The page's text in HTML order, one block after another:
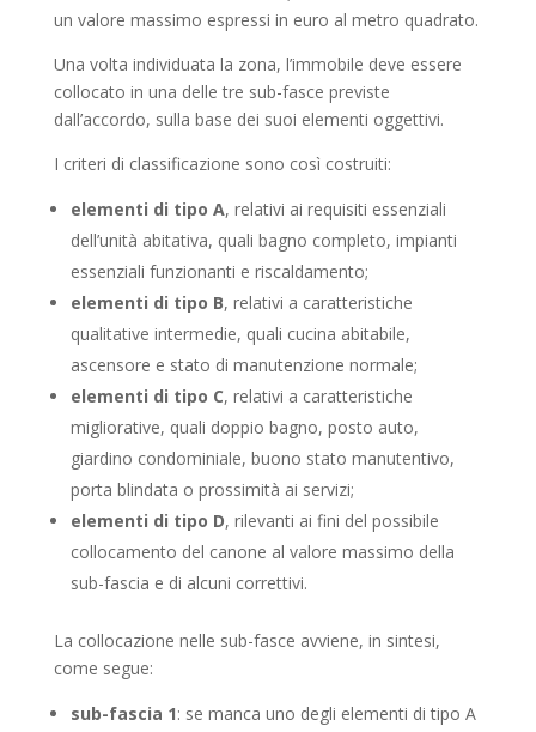
un valore massimo espressi in euro al metro quadrato.
Una volta individuata la zona, l’immobile deve essere
collocato in una delle tre sub-fasce previste
dall’accordo, sulla base dei suoi elementi oggettivi.
I criteri di classificazione sono così costruiti:
elementi di tipo A, relativi ai requisiti essenziali
dell’unità abitativa, quali bagno completo, impianti
essenziali funzionanti e riscaldamento;
elementi di tipo B, relativi a caratteristiche
qualitative intermedie, quali cucina abitabile,
ascensore e stato di manutenzione normale;
elementi di tipo C, relativi a caratteristiche
migliorative, quali doppio bagno, posto auto,
giardino condominiale, buono stato manutentivo,
porta blindata o prossimità ai servizi;
elementi di tipo D, rilevanti ai fini del possibile
collocamento del canone al valore massimo della
sub-fascia e di alcuni correttivi.
La collocazione nelle sub-fasce avviene, in sintesi,
come segue:
sub-fascia 1: se manca uno degli elementi di tipo A